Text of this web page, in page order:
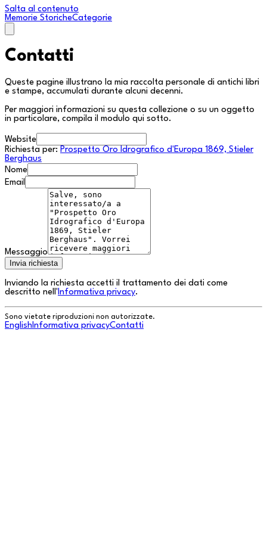
Salta al contenuto
Memorie StoricheCategorie
Contatti
Queste pagine illustrano la mia raccolta personale di antichi libri
e stampe, accumulati durante alcuni decenni.
Per maggiori informazioni su questa collezione o su un oggetto
in particolare, compila il modulo qui sotto.
Website
Richiesta per: Prospetto Oro Idrografico d'Europa 1869, Stieler
Berghaus
Nome
Email
Messaggio
Invia richiesta
Inviando la richiesta accetti il trattamento dei dati come
descritto nell' Informativa privacy.
Sono vietate riproduzioni non autorizzate.
English Informativa privacyContatti